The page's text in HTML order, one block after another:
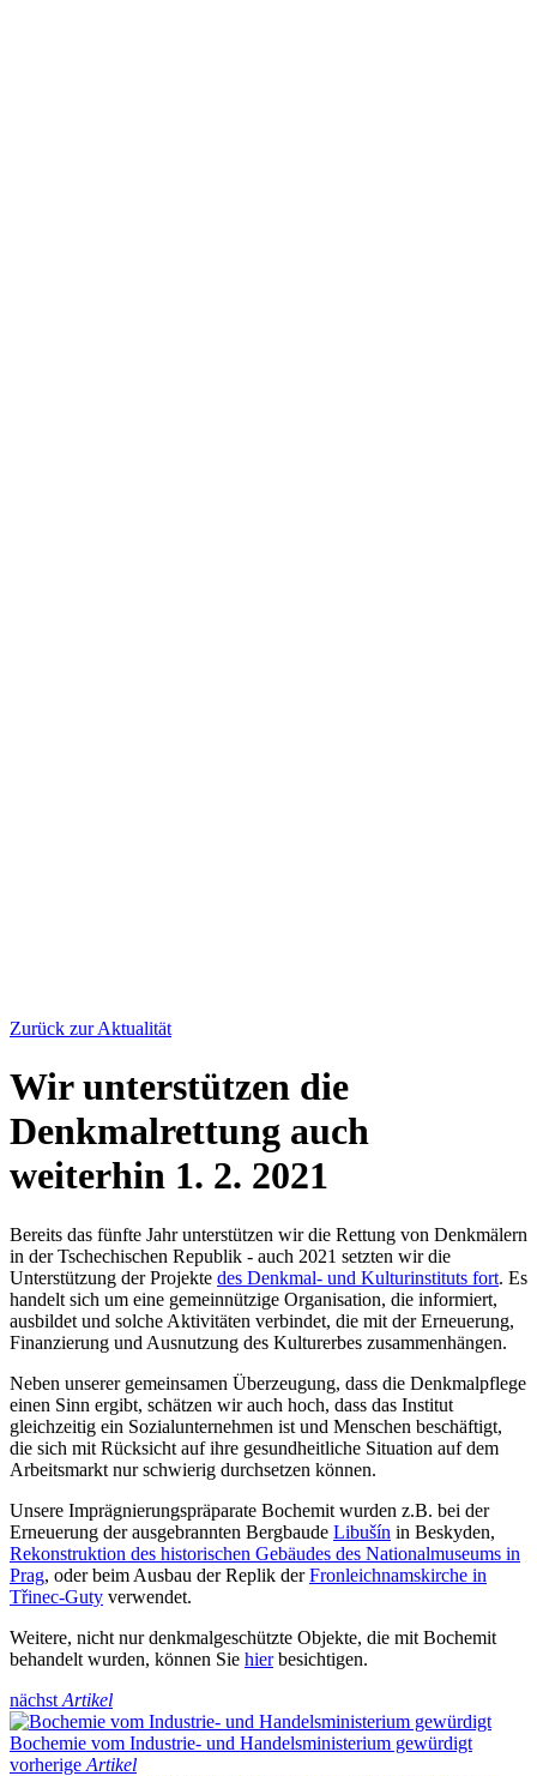
Zurück zur Aktualität
Wir unterstützen die
Denkmalrettung auch
weiterhin 1. 2. 2021
Bereits das fünfte Jahr unterstützen wir die Rettung von Denkmälern
in der Tschechischen Republik - auch 2021 setzten wir die
Unterstützung der Projekte des Denkmal- und Kulturinstituts fort. Es
handelt sich um eine gemeinnützige Organisation, die informiert,
ausbildet und solche Aktivitäten verbindet, die mit der Erneuerung,
Finanzierung und Ausnutzung des Kulturerbes zusammenhängen.
Neben unserer gemeinsamen Überzeugung, dass die Denkmalpflege
einen Sinn ergibt, schätzen wir auch hoch, dass das Institut
gleichzeitig ein Sozialunternehmen ist und Menschen beschäftigt,
die sich mit Rücksicht auf ihre gesundheitliche Situation auf dem
Arbeitsmarkt nur schwierig durchsetzen können.
Unsere Imprägnierungspräparate Bochemit wurden z.B. bei der
Erneuerung der ausgebrannten Bergbaude Libušín in Beskyden,
Rekonstruktion des historischen Gebäudes des Nationalmuseums in
Prag, oder beim Ausbau der Replik derFronleichnamskirche in
Třinec-Guty verwendet.
Weitere, nicht nur denkmalgeschützte Objekte, die mit Bochemit
behandelt wurden, können Sie hierbesichtigen.
nächst Artikel
Bochemie vom Industrie- und Handelsministerium gewürdigt
vorherige Artikel